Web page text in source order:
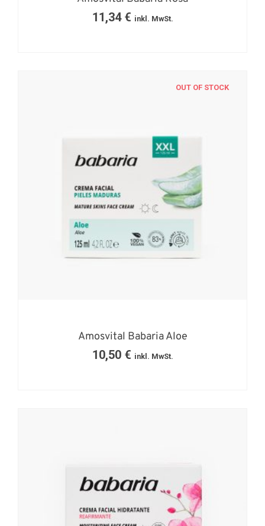
11,34 € inkl. MwSt.
OUT OF STOCK
Amosvital Babaria Aloe
10,50 € inkl. MwSt.